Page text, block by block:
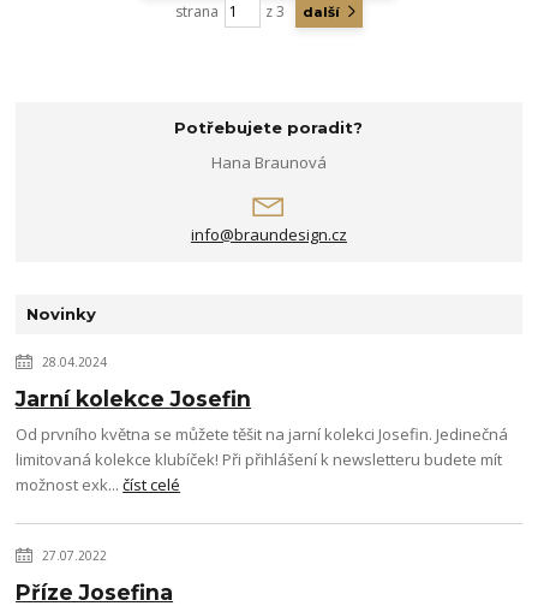
strana z 3 další
Potřebujete poradit?
Hana Braunová
info@braundesign.cz
Novinky
28.04.2024
Jarní kolekce Josefin
Od prvního května se můžete těšit na jarní kolekci Josefin. Jedinečná
limitovaná kolekce klubíček! Při přihlášení k newsletteru budete mít
možnost exk...číst celé
27.07.2022
Příze Josefina